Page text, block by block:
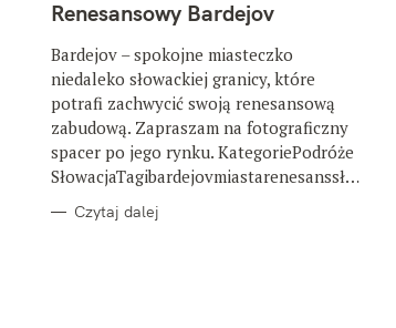
T
E
O
R
I
Renesansowy Bardejov
Bardejov – spokojne miasteczko
niedaleko słowackiej granicy, które
potrafi zachwycić swoją renesansową
zabudową. Zapraszam na fotograficzny
spacer po jego rynku. KategoriePodróże
SłowacjaTagibardejovmiastarenesanssło
Czytaj dalej